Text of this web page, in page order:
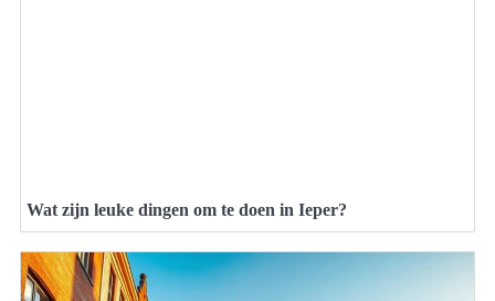
Wat zijn leuke dingen om te doen in Ieper?